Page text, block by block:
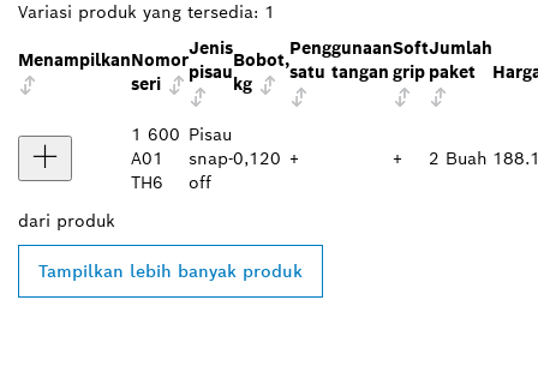
Variasi produk yang tersedia: 1
MenampilkanNomor
seri
Jenis
pisau
Bobot,
kg
Penggunaan
satu tangan
Soft
grip
Jumlah
paket
1 600
A01
TH6
Pisau
snap-
off
0,120 + + 2 Buah
dari produk
Tampilkan lebih banyak produk